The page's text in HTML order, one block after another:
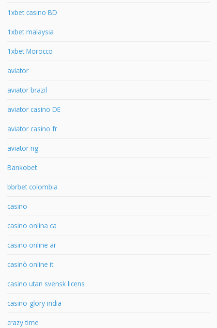
1xbet casino BD
1xbet malaysia
1xbet Morocco
aviator
aviator brazil
aviator casino DE
aviator casino fr
aviator ng
Bankobet
bbrbet colombia
casino
casino onlina ca
casino online ar
casinò online it
casino utan svensk licens
casino-glory india
crazy time